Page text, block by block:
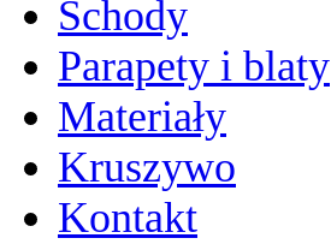
Schody
Parapety i blaty
Materiały
Kruszywo
Kontakt